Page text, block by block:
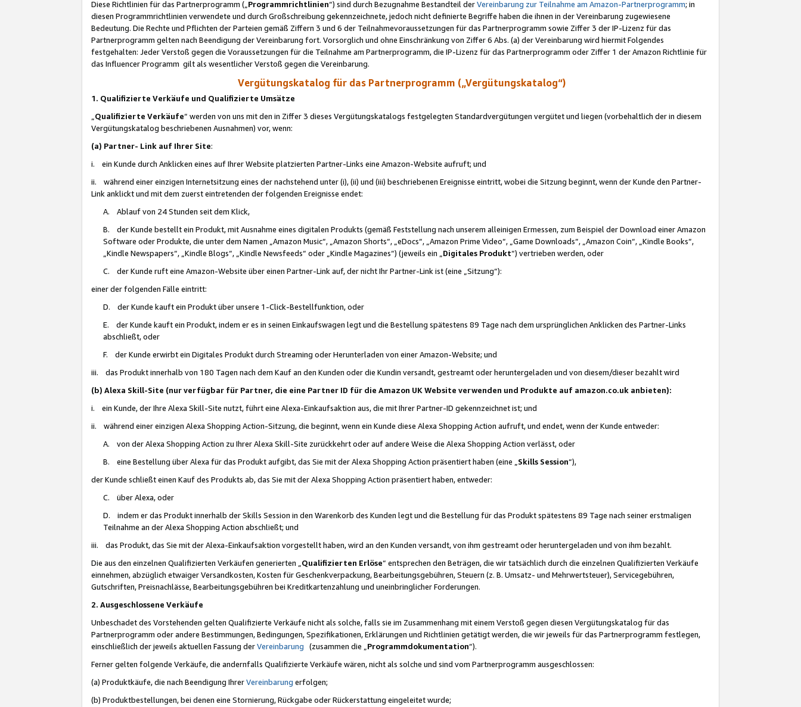
Diese Richtlinien für das Partnerprogramm („Programmrichtlinien“) sind durch Bezugnahme Bestandteil derVereinbarung zur Teilnahme am Amazon-Partnerprogramm; in
diesen Programmrichtlinien verwendete und durch Großschreibung gekennzeichnete, jedoch nicht definierte Begriffe haben die ihnen in der Vereinbarung zugewiesene
Bedeutung. Die Rechte und Pflichten der Parteien gemäß Ziffern 3 und 6 der Teilnahmevoraussetzungen für das Partnerprogramm sowie Ziffer 3 der IP-Lizenz für das
Partnerprogramm gelten nach Beendigung der Vereinbarung fort. Vorsorglich und ohne Einschränkung von Ziffer 6 Abs. (a) der Vereinbarung wird hiermit Folgendes
festgehalten: Jeder Verstoß gegen die Voraussetzungen für die Teilnahme am Partnerprogramm, die IP-Lizenz für das Partnerprogramm oder Ziffer 1 der Amazon Richtlinie für
das Influencer Programm gilt als wesentlicher Verstoß gegen die Vereinbarung.
Vergütungskatalog für das Partnerprogramm („Vergütungskatalog“)
1. Qualifizierte Verkäufe und Qualifizierte Umsätze
Qualifizierte Verkäufe“ werden von uns mit den in Ziffer 3 dieses Vergütungskatalogs festgelegten Standardvergütungen vergütet und liegen (vorbehaltlich der in diesem
Vergütungskatalog beschriebenen Ausnahmen) vor, wenn:
(a) Partner- Link auf Ihrer Site:
i. ein Kunde durch Anklicken eines auf Ihrer Website platzierten Partner-Links eine Amazon-Website aufruft; und
ii. während einer einzigen Internetsitzung eines der nachstehend unter (i), (ii) und (iii) beschriebenen Ereignisse eintritt, wobei die Sitzung beginnt, wenn der Kunde den Partner-
Link anklickt und mit dem zuerst eintretenden der folgenden Ereignisse endet:
A. Ablauf von 24 Stunden seit dem Klick,
B. der Kunde bestellt ein Produkt, mit Ausnahme eines digitalen Produkts (gemäß Feststellung nach unserem alleinigen Ermessen, zum Beispiel der Download einer Amazon
Software oder Produkte, die unter dem Namen „Amazon Music“, „Amazon Shorts“, „eDocs“, „Amazon Prime Video“, „Game Downloads“, „Amazon Coin“, „Kindle Books“,
„Kindle Newspapers“, „Kindle Blogs“, „Kindle Newsfeeds“ oder „Kindle Magazines“) (jeweils ein „ Digitales Produkt“) vertrieben werden, oder
C. der Kunde ruft eine Amazon-Website über einen Partner-Link auf, der nicht Ihr Partner-Link ist (eine „Sitzung“):
einer der folgenden Fälle eintritt:
D. der Kunde kauft ein Produkt über unsere 1-Click-Bestellfunktion, oder
E. der Kunde kauft ein Produkt, indem er es in seinen Einkaufswagen legt und die Bestellung spätestens 89 Tage nach dem ursprünglichen Anklicken des Partner-Links
abschließt, oder
F. der Kunde erwirbt ein Digitales Produkt durch Streaming oder Herunterladen von einer Amazon-Website; und
iii. das Produkt innerhalb von 180 Tagen nach dem Kauf an den Kunden oder die Kundin versandt, gestreamt oder heruntergeladen und von diesem/dieser bezahlt wird
(b) Alexa Skill-Site (nur verfügbar für Partner, die eine Partner ID für die Amazon UK Website verwenden und Produkte auf amazon.co.uk anbieten):
i. ein Kunde, der Ihre Alexa Skill-Site nutzt, führt eine Alexa-Einkaufsaktion aus, die mit Ihrer Partner-ID gekennzeichnet ist; und
ii. während einer einzigen Alexa Shopping Action-Sitzung, die beginnt, wenn ein Kunde diese Alexa Shopping Action aufruft, und endet, wenn der Kunde entweder:
A. von der Alexa Shopping Action zu Ihrer Alexa Skill-Site zurückkehrt oder auf andere Weise die Alexa Shopping Action verlässt, oder
B. eine Bestellung über Alexa für das Produkt aufgibt, das Sie mit der Alexa Shopping Action präsentiert haben (eine „ Skills Session“),
der Kunde schließt einen Kauf des Produkts ab, das Sie mit der Alexa Shopping Action präsentiert haben, entweder:
C. über Alexa, oder
D. indem er das Produkt innerhalb der Skills Session in den Warenkorb des Kunden legt und die Bestellung für das Produkt spätestens 89 Tage nach seiner erstmaligen
Teilnahme an der Alexa Shopping Action abschließt; und
iii. das Produkt, das Sie mit der Alexa-Einkaufsaktion vorgestellt haben, wird an den Kunden versandt, von ihm gestreamt oder heruntergeladen und von ihm bezahlt.
Die aus den einzelnen Qualifizierten Verkäufen generierten „ Qualifizierten Erlöse“ entsprechen den Beträgen, die wir tatsächlich durch die einzelnen Qualifizierten Verkäufe
einnehmen, abzüglich etwaiger Versandkosten, Kosten für Geschenkverpackung, Bearbeitungsgebühren, Steuern (z. B. Umsatz- und Mehrwertsteuer), Servicegebühren,
Gutschriften, Preisnachlässe, Bearbeitungsgebühren bei Kreditkartenzahlung und uneinbringlicher Forderungen.
2. Ausgeschlossene Verkäufe
Unbeschadet des Vorstehenden gelten Qualifizierte Verkäufe nicht als solche, falls sie im Zusammenhang mit einem Verstoß gegen diesen Vergütungskatalog für das
Partnerprogramm oder andere Bestimmungen, Bedingungen, Spezifikationen, Erklärungen und Richtlinien getätigt werden, die wir jeweils für das Partnerprogramm festlegen,
einschließlich der jeweils aktuellen Fassung derVereinbarung (zusammen die „ Programmdokumentation“).
Ferner gelten folgende Verkäufe, die andernfalls Qualifizierte Verkäufe wären, nicht als solche und sind vom Partnerprogramm ausgeschlossen:
(a) Produktkäufe, die nach Beendigung IhrerVereinbarung erfolgen;
(b) Produktbestellungen, bei denen eine Stornierung, Rückgabe oder Rückerstattung eingeleitet wurde;